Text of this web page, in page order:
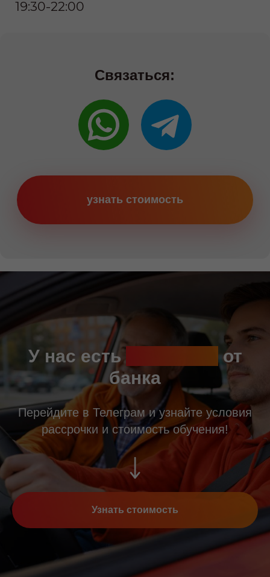
У нас естьрассрочка от
банка
Перейдите в Телеграм и узнайте условия
рассрочки и стоимость обучения!
Узнать стоимость
Категории